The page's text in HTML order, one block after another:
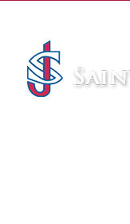
περιεχόμενο